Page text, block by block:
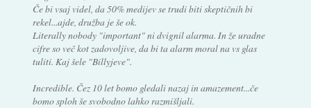
Če bi vsaj videl, da 50% medijev se trudi biti skeptičnih bi
rekel...ajde, družba je še ok.
Literally nobody "important" ni dvignil alarma. In že uradne
cifre so več kot zadovoljive, da bi ta alarm moral na vs glas
tuliti. Kaj šele "Billyjeve".
Incredible. Čez 10 let bomo gledali nazaj in amazement...če
bomo sploh še svobodno lahko razmišljali.